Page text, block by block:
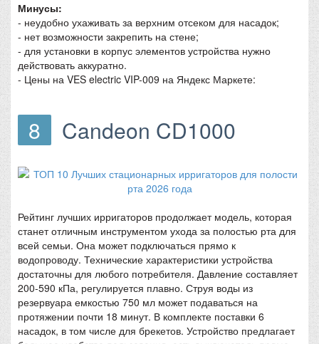
Минусы:
- неудобно ухаживать за верхним отсеком для насадок;
- нет возможности закрепить на стене;
- для установки в корпус элементов устройства нужно
действовать аккуратно.
- Цены на VES electric VIP-009 на Яндекс Маркете:
8 Candeon CD1000
Рейтинг лучших ирригаторов продолжает модель, которая
станет отличным инструментом ухода за полостью рта для
всей семьи. Она может подключаться прямо к
водопроводу. Технические характеристики устройства
достаточны для любого потребителя. Давление составляет
200-590 кПа, регулируется плавно. Струя воды из
резервуара емкостью 750 мл может подаваться на
протяжении почти 18 минут. В комплекте поставки 6
насадок, в том числе для брекетов. Устройство предлагает